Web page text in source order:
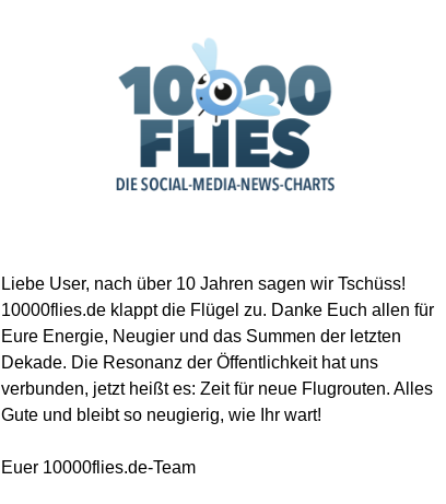
Liebe User, nach über 10 Jahren sagen wir Tschüss!
10000flies.de klappt die Flügel zu. Danke Euch allen für
Eure Energie, Neugier und das Summen der letzten
Dekade. Die Resonanz der Öffentlichkeit hat uns
verbunden, jetzt heißt es: Zeit für neue Flugrouten. Alles
Gute und bleibt so neugierig, wie Ihr wart!
Euer 10000flies.de-Team